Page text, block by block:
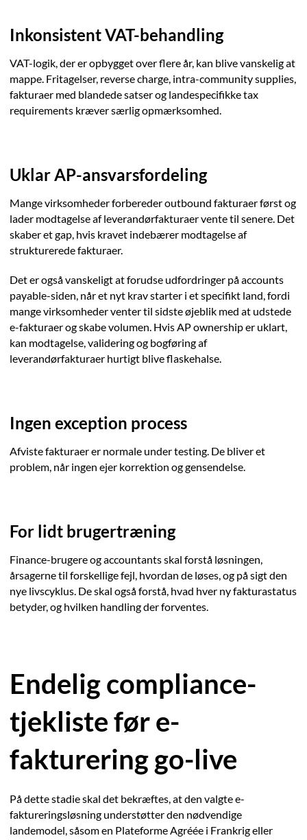
Inkonsistent VAT-behandling
VAT-logik, der er opbygget over flere år, kan blive vanskelig at
mappe. Fritagelser, reverse charge, intra-community supplies,
fakturaer med blandede satser og landespecifikke tax
requirements kræver særlig opmærksomhed.
Uklar AP-ansvarsfordeling
Mange virksomheder forbereder outbound fakturaer først og
lader modtagelse af leverandørfakturaer vente til senere. Det
skaber et gap, hvis kravet indebærer modtagelse af
strukturerede fakturaer.
Det er også vanskeligt at forudse udfordringer på accounts
payable-siden, når et nyt krav starter i et specifikt land, fordi
mange virksomheder venter til sidste øjeblik med at udstede
e-fakturaer og skabe volumen. Hvis AP ownership er uklart,
kan modtagelse, validering og bogføring af
leverandørfakturaer hurtigt blive flaskehalse.
Ingen exception process
Afviste fakturaer er normale under testing. De bliver et
problem, når ingen ejer korrektion og gensendelse.
For lidt brugertræning
Finance-brugere og accountants skal forstå løsningen,
årsagerne til forskellige fejl, hvordan de løses, og på sigt den
nye livscyklus. De skal også forstå, hvad hver ny fakturastatus
betyder, og hvilken handling der forventes.
Endelig compliance-
tjekliste før e-
fakturering go-live
På dette stadie skal det bekræftes, at den valgte e-
faktureringsløsning understøtter den nødvendige
landemodel, såsom en Plateforme Agréée i Frankrig eller